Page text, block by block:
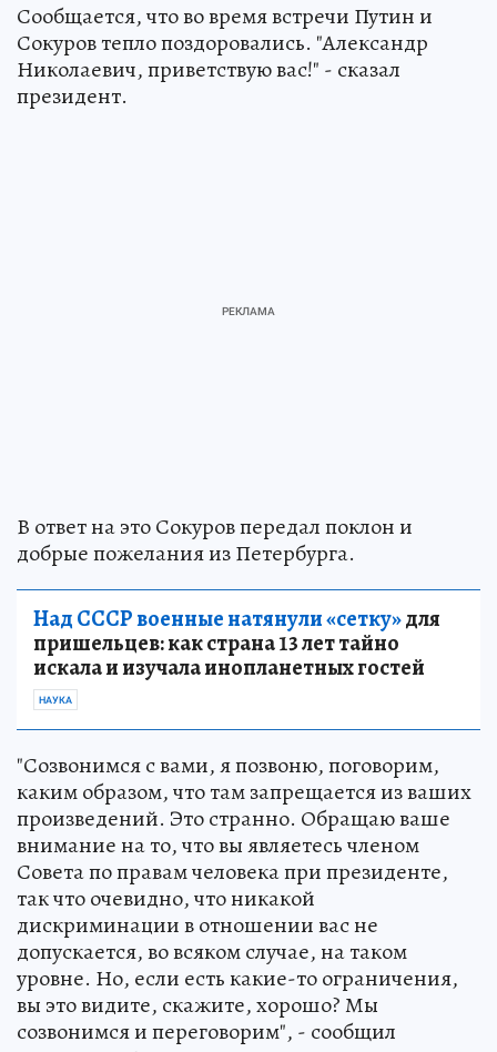
Сообщается, что во время встречи Путин и
Сокуров тепло поздоровались. "Александр
Николаевич, приветствую вас!" - сказал
президент.
В ответ на это Сокуров передал поклон и
добрые пожелания из Петербурга.
Над СССР военные натянули «сетку»для
пришельцев: как страна 13 лет тайно
искала и изучала инопланетных гостей
НАУКА
"Созвонимся с вами, я позвоню, поговорим,
каким образом, что там запрещается из ваших
произведений. Это странно. Обращаю ваше
внимание на то, что вы являетесь членом
Совета по правам человека при президенте,
так что очевидно, что никакой
дискриминации в отношении вас не
допускается, во всяком случае, на таком
уровне. Но, если есть какие-то ограничения,
вы это видите, скажите, хорошо? Мы
созвонимся и переговорим", - сообщил